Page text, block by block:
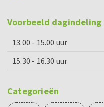
Voorbeeld dagindeling
13.00 - 15.00 uur
15.30 - 16.30 uur
Categorieën